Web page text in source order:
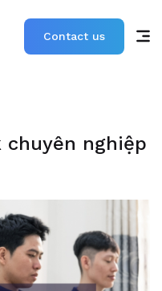
Contact us
chuyên nghiệp